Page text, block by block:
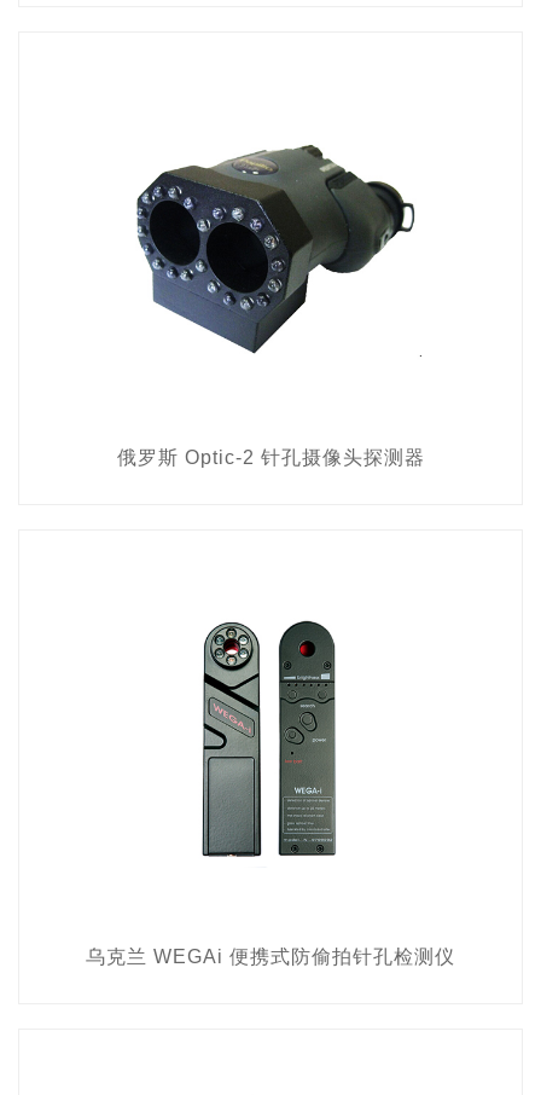
俄罗斯 Optic-2 针孔摄像头探测器
乌克兰 WEGAi 便携式防偷拍针孔检测仪